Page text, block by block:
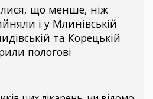
що менше, ніж
і у Млинівській
та Корецькій
пологові